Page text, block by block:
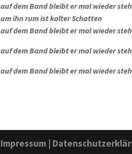
auf dem Band bleibt er mal wieder
um ihn rum ist kalter Schatten
auf dem Band bleibt er mal wieder
auf dem Band bleibt er mal wieder
auf dem Band bleibt er mal wieder
Impressum |